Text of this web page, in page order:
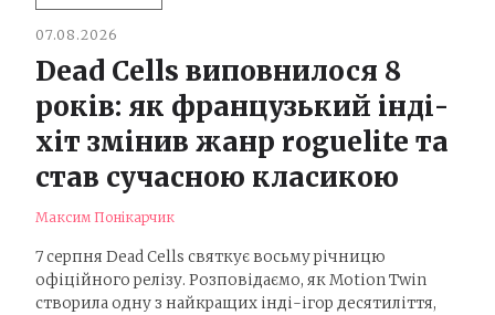
07.08.2026
Dead Cells виповнилося 8
років: як французький інді-
хіт змінив жанр roguelite та
став сучасною класикою
Максим Понікарчик
7 серпня Dead Cells святкує восьму річницю
офіційного релізу. Розповідаємо, як Motion Twin
створила одну з найкращих інді-ігор десятиліття,